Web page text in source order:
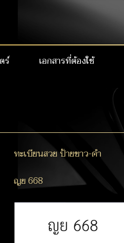
ร์ เอกสารที่ต้องใช้
ทะเบียนสวย ป้ายขาว-ดำ
ญย 668